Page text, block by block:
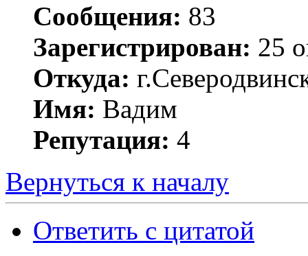
Сообщения: 83
Зарегистрирован: 25
Откуда:
Имя: Вадим
Репутация: 4
Вернуться к началу
Ответить с цитатой